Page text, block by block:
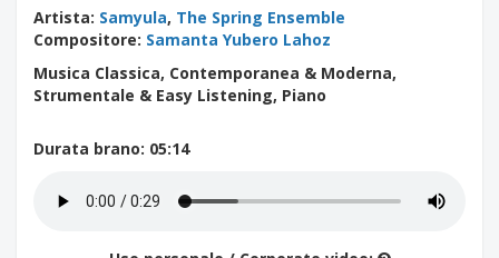
Artista: Samyula, The Spring Ensemble
Compositore: Samanta Yubero Lahoz
Musica Classica, Contemporanea & Moderna,
Strumentale & Easy Listening, Piano
Durata brano: 05:14